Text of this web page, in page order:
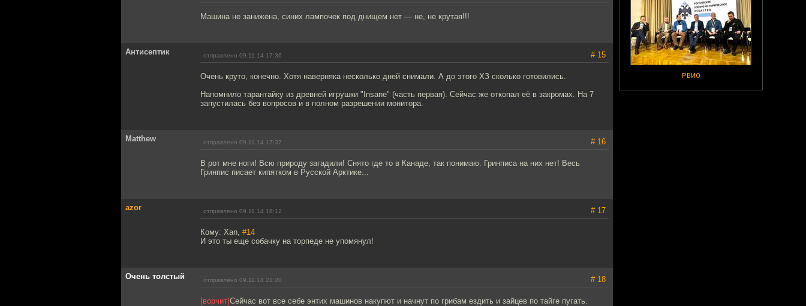
РВИО
Машина не занижена, синих лампочек под днищем нет — не, не крутая!!!
Антисептик отправлено 09.11.14 17:36 # 15
Очень круто, конечно. Хотя наверняка несколько дней снимали. А до этого ХЗ сколько готовились.
Напомнило тарантайку из древней игрушки "Insane" (часть первая). Сейчас же откопал её в закромах. На 7
запустилась без вопросов и в полном разрешении монитора.
Matthew отправлено 09.11.14 17:37 # 16
В рот мне ноги! Всю природу загадили! Снято где то в Канаде, так понимаю. Гринписа на них нет! Весь
Гринпис писает кипятком в Русской Арктике...
azor отправлено 09.11.14 18:12 # 17
Кому: Xan, #14
И это ты еще собачку на торпеде не упомянул!
Очень толстый отправлено 09.11.14 21:20 # 18
[ворчит]Сейчас вот все себе энтих машинов накупют и начнут по грибам ездить и зайцев по тайге пугать.